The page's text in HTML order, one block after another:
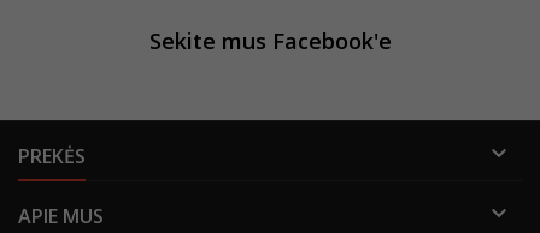
Sekite mus Facebook'e
PREKĖS 
APIE MUS 